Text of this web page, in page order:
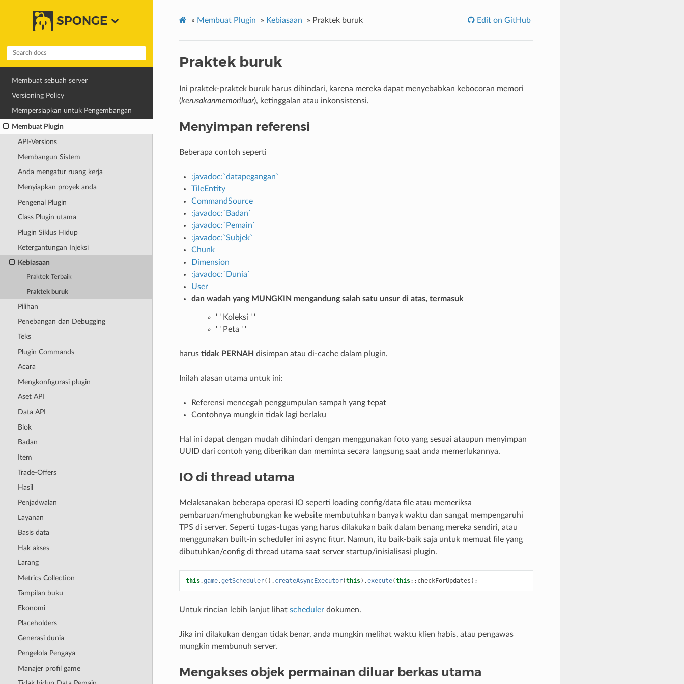
SPONGE
Membuat sebuah server
Versioning Policy
Mempersiapkan untuk Pengembangan
Membuat Plugin
API-Versions
Membangun Sistem
Anda mengatur ruang kerja
Menyiapkan proyek anda
Pengenal Plugin
Class Plugin utama
Plugin Siklus Hidup
Ketergantungan Injeksi
Kebiasaan
Praktek Terbaik
Praktek buruk
Pilihan
Penebangan dan Debugging
Teks
Plugin Commands
Acara
Mengkonfigurasi plugin
Aset API
Data API
Blok
Badan
Item
Trade-Offers
Hasil
Penjadwalan
Layanan
Basis data
Hak akses
Larang
Metrics Collection
Tampilan buku
Ekonomi
Placeholders
Generasi dunia
Pengelola Pengaya
Manajer profil game
» Membuat Plugin » Kebiasaan » Praktek buruk Edit on GitHub
Praktek buruk
Ini praktek-praktek buruk harus dihindari, karena mereka dapat menyebabkan kebocoran memori
(kerusakanmemoriluar), ketinggalan atau inkonsistensi.
Menyimpan referensi
Beberapa contoh seperti
:javadoc:`datapegangan`
TileEntity
CommandSource
:javadoc:`Badan`
:javadoc:`Pemain`
:javadoc:`Subjek`
Chunk
Dimension
:javadoc:`Dunia`
User
dan wadah yang MUNGKIN mengandung salah satu unsur di atas, termasuk
' ' Koleksi ' '
' ' Peta ' '
harus tidak PERNAH disimpan atau di-cache dalam plugin.
Inilah alasan utama untuk ini:
Referensi mencegah penggumpulan sampah yang tepat
Contohnya mungkin tidak lagi berlaku
Hal ini dapat dengan mudah dihindari dengan menggunakan foto yang sesuai ataupun menyimpan
UUID dari contoh yang diberikan dan meminta secara langsung saat anda memerlukannya.
IO di thread utama
Melaksanakan beberapa operasi IO seperti loading config/data file atau memeriksa
pembaruan/menghubungkan ke website membutuhkan banyak waktu dan sangat mempengaruhi
TPS di server. Seperti tugas-tugas yang harus dilakukan baik dalam benang mereka sendiri, atau
menggunakan built-in scheduler ini async fitur. Namun, itu baik-baik saja untuk memuat file yang
dibutuhkan/config di thread utama saat server startup/inisialisasi plugin.
this.game.getScheduler(). createAsyncExecutor(this).execute(this:: checkForUpdates );
Untuk rincian lebih lanjut lihat schedulerdokumen.
Jika ini dilakukan dengan tidak benar, anda mungkin melihat waktu klien habis, atau pengawas
mungkin membunuh server.
Mengakses objek permainan diluar berkas utama